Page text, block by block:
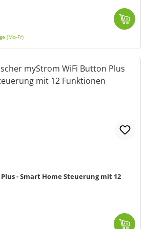
(Mo-Fr)
- Smart Home Steuerung mit 12